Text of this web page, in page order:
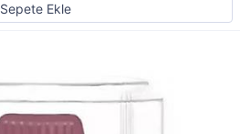
Sepete Ekle